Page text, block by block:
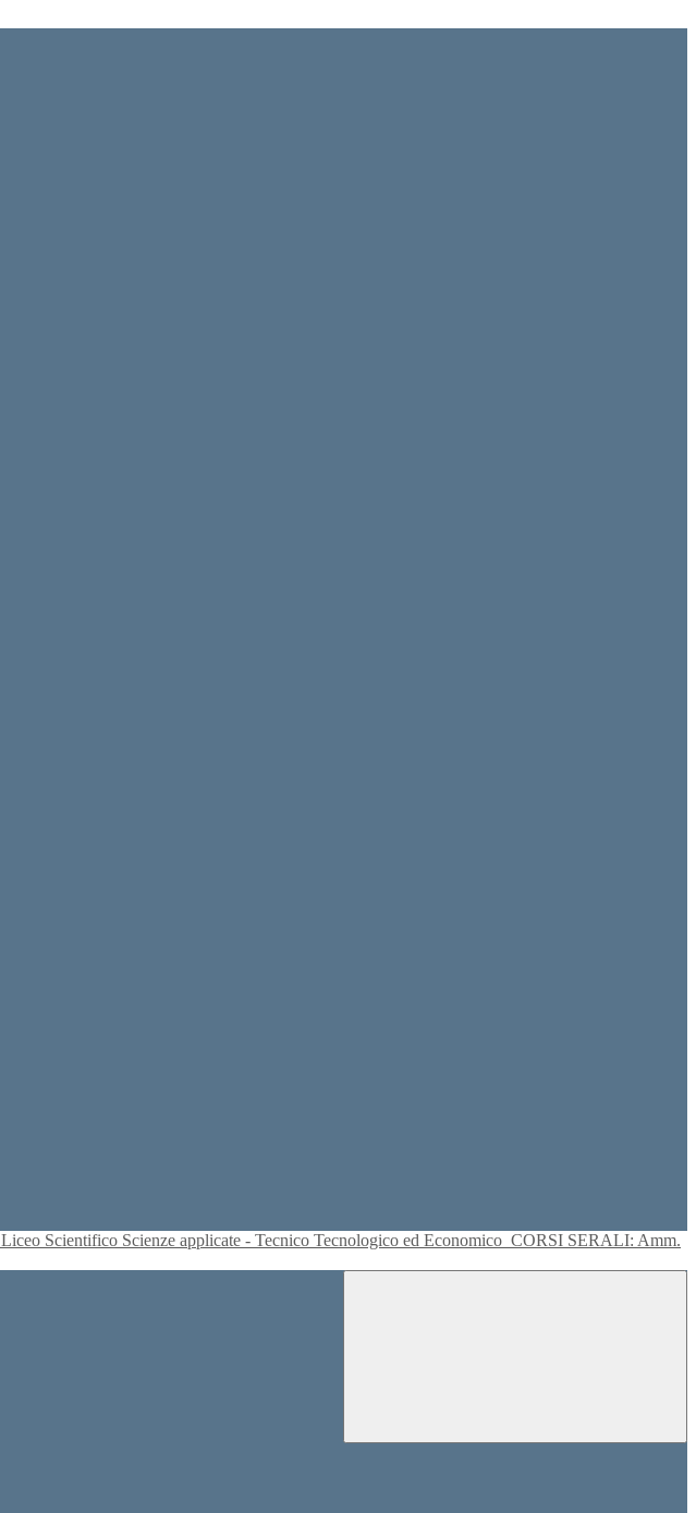
Liceo Scientifico Scienze applicate - Tecnico Tecnologico ed Economico CORSI SERALI: Amm.